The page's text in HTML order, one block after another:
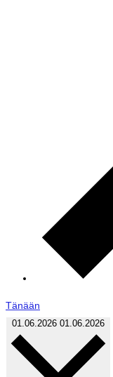
Tänään
01.06.2026 01.06.2026